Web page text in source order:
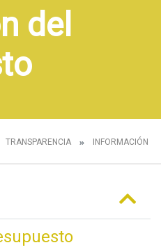
del
TRANSPARENCIA INFORMACIÓN